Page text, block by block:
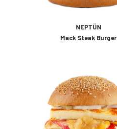
NEPTÜN
Mack Steak Burger